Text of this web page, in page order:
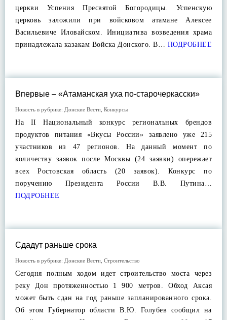
церкви Успения Пресвятой Богородицы. Успенскую
церковь заложили при войсковом атамане Алексее
Васильевиче Иловайском. Инициатива возведения храма
принадлежала казакам Войска Донского. В… ПОДРОБНЕЕ
Впервые – «Атаманская уха по-старочеркасски»
Новость в рубрике: Донские Вести Конкурсы
На II Национальный конкурс региональных брендов
продуктов питания «Вкусы России» заявлено уже 215
участников из 47 регионов. На данный момент по
количеству заявок после Москвы (24 заявки) опережает
всех Ростовская область (20 заявок). Конкурс по
поручению Президента России В.В. Путина…
ПОДРОБНЕЕ
Сдадут раньше срока
Новость в рубрике: Донские Вести Строительство
Сегодня полным ходом идет строительство моста через
реку Дон протяженностью 1 900 метров. Обход Аксая
может быть сдан на год раньше запланированного срока.
Об этом Губернатор области В.Ю. Голубев сообщил на